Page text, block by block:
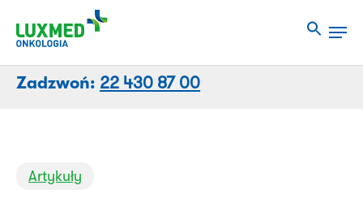
strony
Menu
Zadzwoń: 22 430 87 00
Artykuły